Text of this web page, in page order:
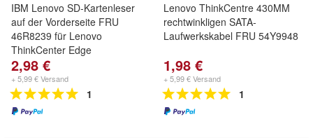
IBM Lenovo SD-Kartenleser
auf der Vorderseite FRU
46R8239 für Lenovo
ThinkCenter Edge
2,98 €
+ 5,99 € Versand
1
Lenovo ThinkCentre 430MM
rechtwinkligen SATA-
Laufwerkskabel FRU 54Y9948
1,98 €
+ 5,99 € Versand
1